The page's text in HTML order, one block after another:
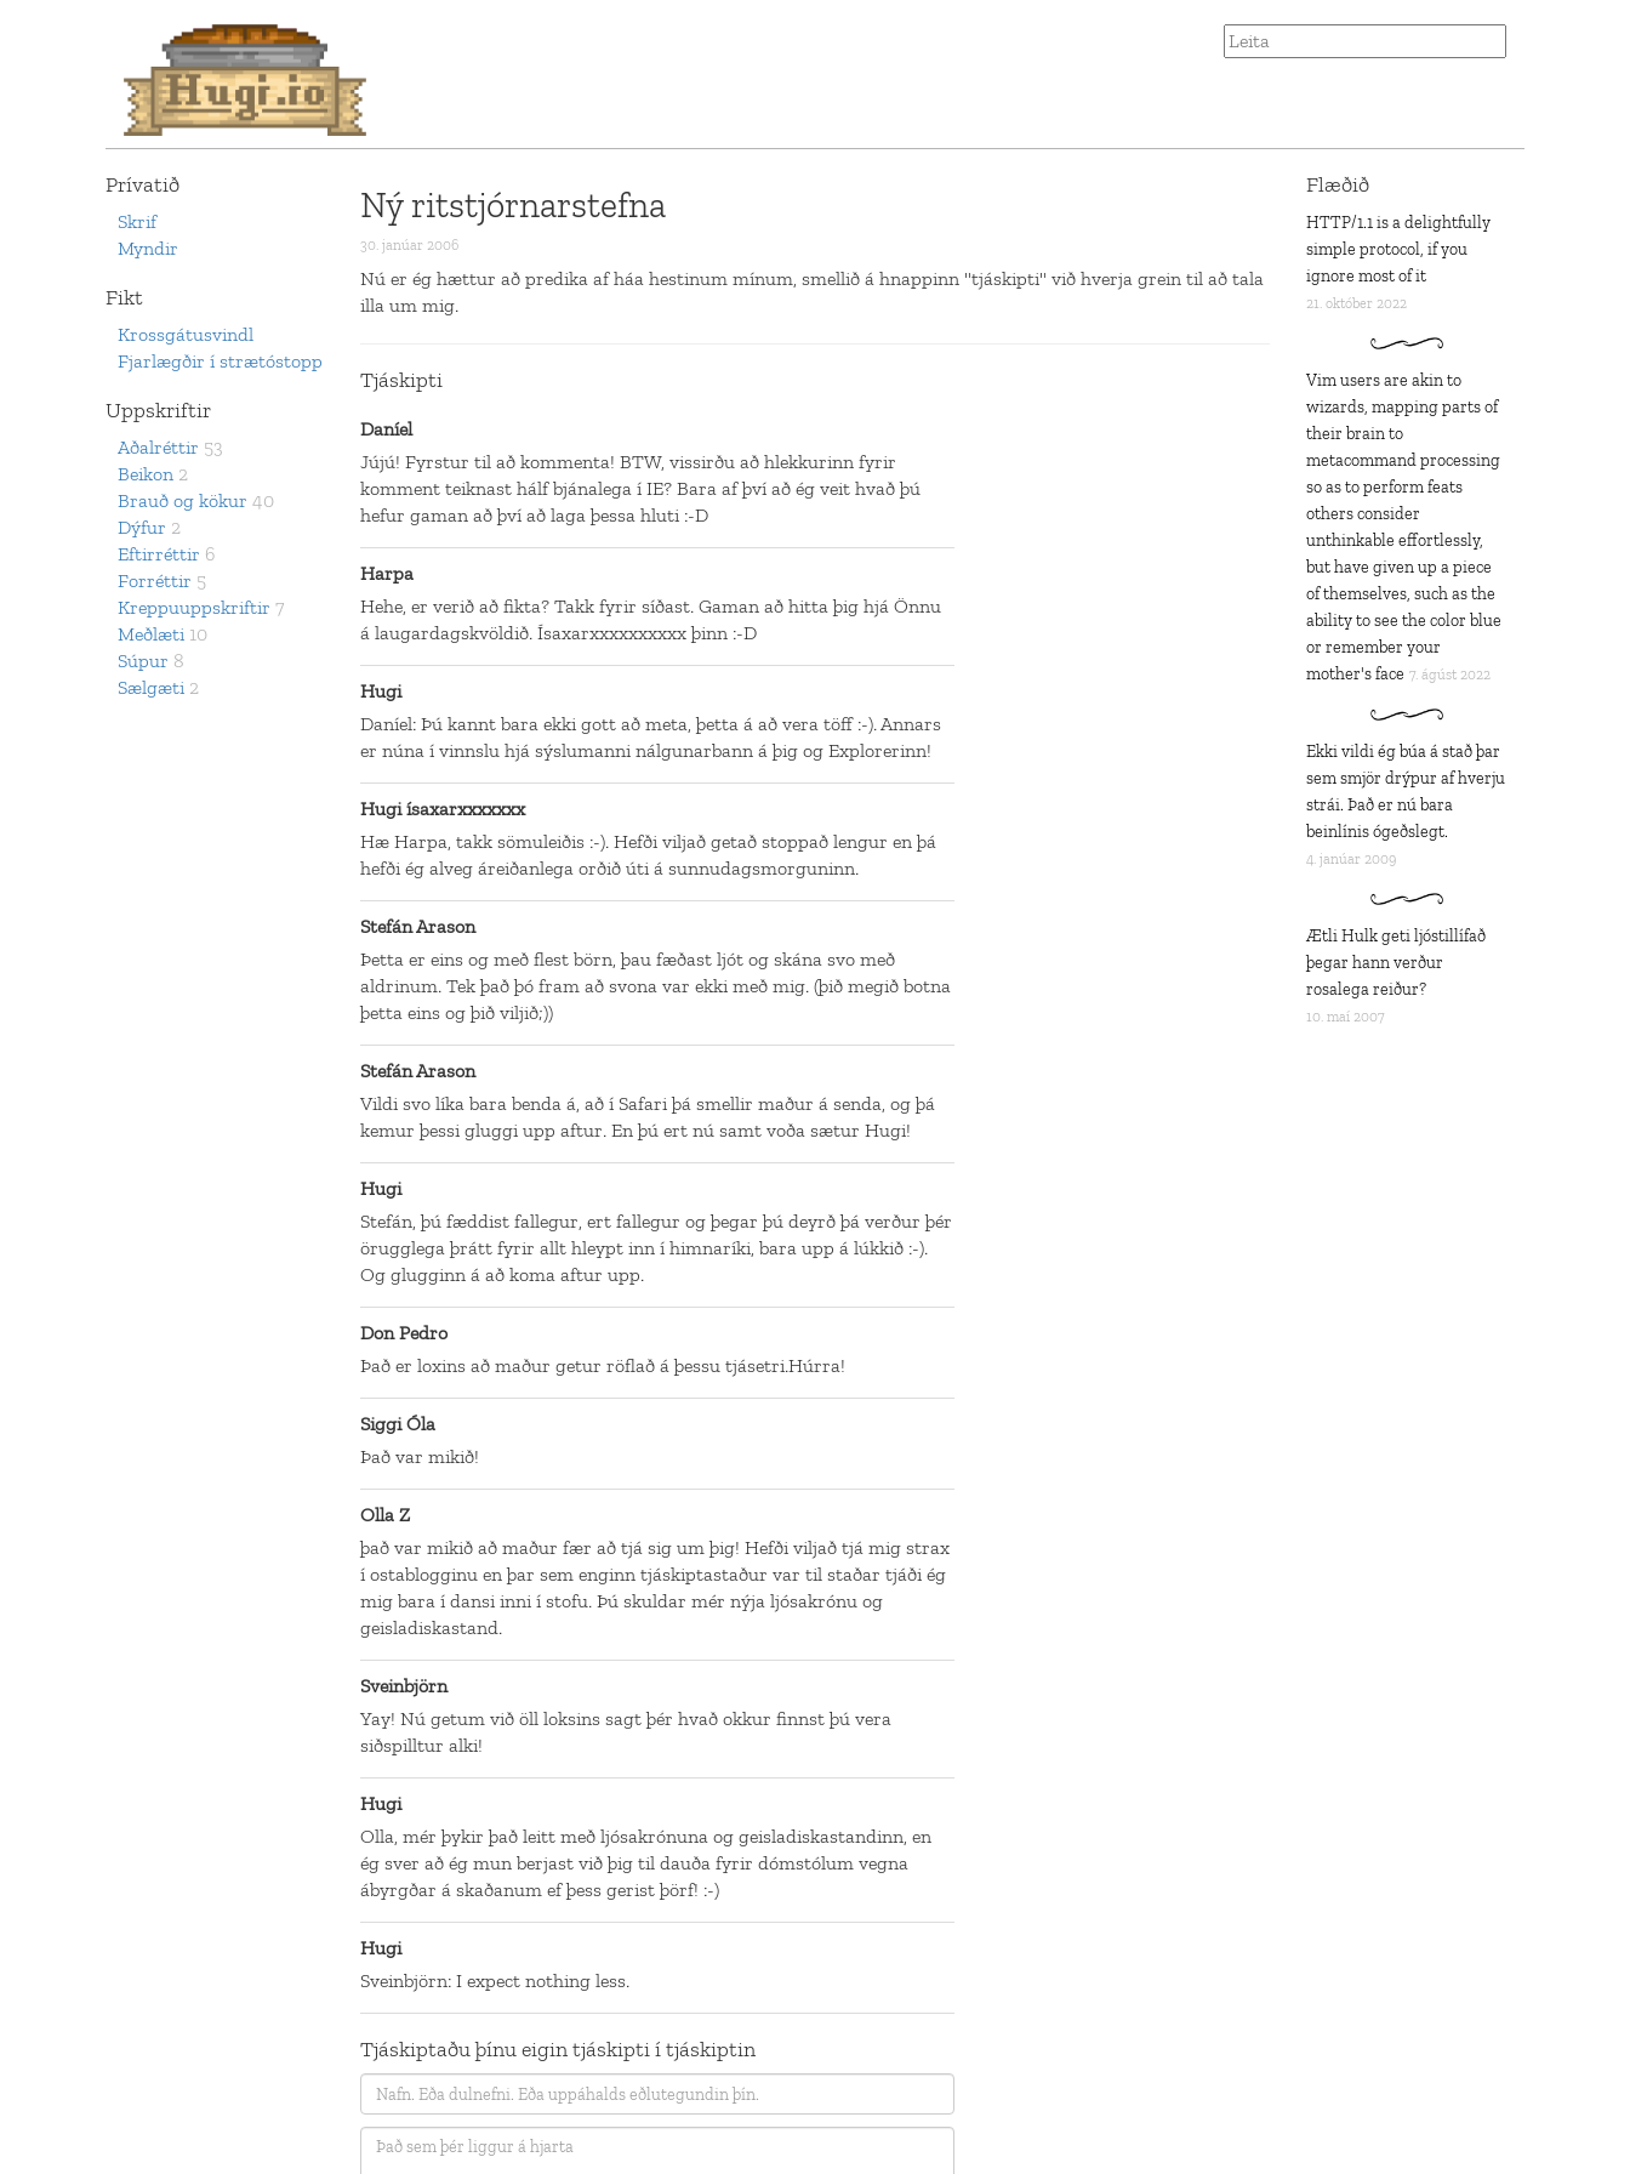
Prívatið
Skrif
Myndir
Fikt
Krossgátusvindl
Fjarlægðir í strætóstopp
Uppskriftir
Aðalréttir 53
Beikon 2
Brauð og kökur 40
Dýfur 2
Eftirréttir 6
Forréttir 5
Kreppuuppskriftir 7
Meðlæti 10
Súpur 8
Sælgæti 2
Ný ritstjórnarstefna
30. janúar 2006
Nú er ég hættur að predika af háa hestinum mínum, smellið á hnappinn "tjáskipti" við hverja grein til að tala
illa um mig.
Tjáskipti
Daníel
Jújú! Fyrstur til að kommenta! BTW, vissirðu að hlekkurinn fyrir
komment teiknast hálf bjánalega í IE? Bara af því að ég veit hvað þú
hefur gaman að því að laga þessa hluti :-D
Harpa
Hehe, er verið að fikta? Takk fyrir síðast. Gaman að hitta þig hjá Önnu
á laugardagskvöldið. Ísaxarxxxxxxxxxx þinn :-D
Hugi
Daníel: Þú kannt bara ekki gott að meta, þetta á að vera töff :-). Annars
er núna í vinnslu hjá sýslumanni nálgunarbann á þig og Explorerinn!
Hugi ísaxarxxxxxxx
Hæ Harpa, takk sömuleiðis :-). Hefði viljað getað stoppað lengur en þá
hefði ég alveg áreiðanlega orðið úti á sunnudagsmorguninn.
Stefán Arason
Þetta er eins og með flest börn, þau fæðast ljót og skána svo með
aldrinum. Tek það þó fram að svona var ekki með mig. (þið megið botna
þetta eins og þið viljið;))
Stefán Arason
Vildi svo líka bara benda á, að í Safari þá smellir maður á senda, og þá
kemur þessi gluggi upp aftur. En þú ert nú samt voða sætur Hugi!
Hugi
Stefán, þú fæddist fallegur, ert fallegur og þegar þú deyrð þá verður þér
örugglega þrátt fyrir allt hleypt inn í himnaríki, bara upp á lúkkið :-).
Og glugginn á að koma aftur upp.
Don Pedro
Það er loxins að maður getur röflað á þessu tjásetri.Húrra!
Siggi Óla
Það var mikið!
Olla Z
það var mikið að maður fær að tjá sig um þig! Hefði viljað tjá mig strax
í ostablogginu en þar sem enginn tjáskiptastaður var til staðar tjáði ég
mig bara í dansi inni í stofu. Þú skuldar mér nýja ljósakrónu og
geisladiskastand.
Sveinbjörn
Yay! Nú getum við öll loksins sagt þér hvað okkur finnst þú vera
siðspilltur alki!
Hugi
Olla, mér þykir það leitt með ljósakrónuna og geisladiskastandinn, en
ég sver að ég mun berjast við þig til dauða fyrir dómstólum vegna
ábyrgðar á skaðanum ef þess gerist þörf! :-)
Hugi
Sveinbjörn: I expect nothing less.
Tjáskiptaðu þínu eigin tjáskipti í tjáskiptin
Flæðið
HTTP/1.1 is a delightfully
simple protocol, if you
ignore most of it
21. október 2022
Vim users are akin to
wizards, mapping parts of
their brain to
metacommand processing
so as to perform feats
others consider
unthinkable effortlessly,
but have given up a piece
of themselves, such as the
ability to see the color blue
or remember your
mother's face 7. ágúst 2022
Ekki vildi ég búa á stað þar
sem smjör drýpur af hverju
strái. Það er nú bara
beinlínis ógeðslegt.
4. janúar 2009
Ætli Hulk geti ljóstillífað
þegar hann verður
rosalega reiður?
10. maí 2007